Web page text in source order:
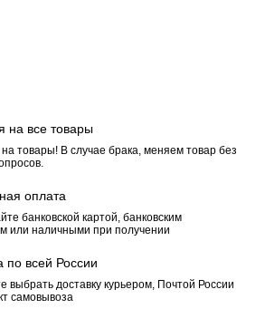
на все товары
на товары! В случае брака, меняем товар без
оплата
банковской картой, банковским
или наличными при получении
по всей России
выбрать доставку курьером, Почтой России
самовывоза